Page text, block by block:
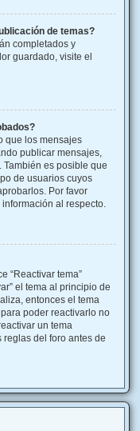
de temas?
completados y
guardado, visite el
que los mensajes
publicar mensajes,
es posible que
de usuarios cuyos
Por favor
al respecto.
“Reactivar tema”
el tema al principio de
entonces el tema
poder reactivarlo no
un tema
del foro antes de